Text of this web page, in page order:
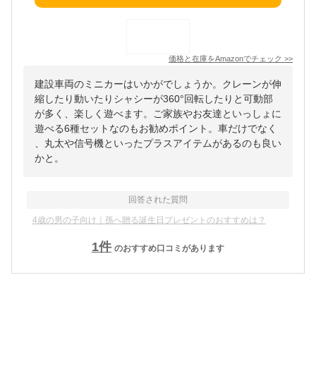
価格と在庫をAmazonでチェック >>
建設車両のミニカーはいかがでしょうか。クレーンが伸
縮したり動いたりシャシーが360°回転したりと可動部
が多く、楽しく遊べます。ご家族やお友達といっしょに
遊べる6種セットなのもお勧めポイント。車だけでなく
、丸太や信号機といったプラスアイテムがあるのも良い
かと。
回答された質問
4歳の男の子向け｜孫へ贈る誕生日プレゼントのおすすめは？
1件 のおすすめ口コミがあります